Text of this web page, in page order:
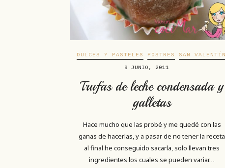
DULCES Y PASTELES POSTRES SAN VALENTÍN
9 JUNIO, 2011
Trufas de leche condensada y
galletas
Hace mucho que las probé y me quedé con las
ganas de hacerlas, y a pasar de no tener la receta
al final he conseguido sacarla, solo llevan tres
ingredientes los cuales se pueden variar…